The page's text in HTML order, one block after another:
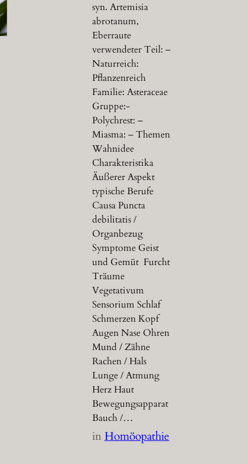
syn. Artemisia
abrotanum,
Eberraute
verwendeter Teil: –
Naturreich:
Pflanzenreich
Familie: Asteraceae
Gruppe:-
Polychrest: –
Miasma: – Themen
Wahnidee
Charakteristika
Äußerer Aspekt
typische Berufe
Causa Puncta
debilitatis /
Organbezug
Symptome Geist
und Gemüt Furcht
Träume
Vegetativum
Sensorium Schlaf
Schmerzen Kopf
Augen Nase Ohren
Mund / Zähne
Rachen / Hals
Lunge / Atmung
Herz Haut
Bewegungsapparat
Bauch /…
inHomöopathie